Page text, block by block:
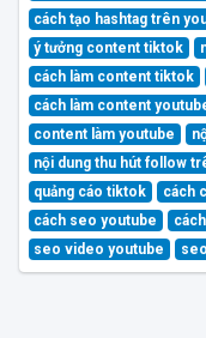
cách tạo hashtag trên
ý tưởng content tiktok
cách làm content tiktok
cách làm content
content làm youtube
nội dung thu hút follow
quảng cáo tiktok
cách
cách seo youtube
seo video youtube